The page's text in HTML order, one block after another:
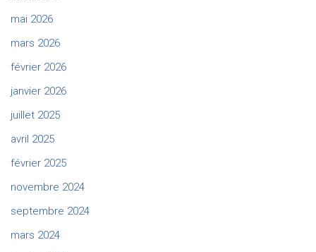
mai 2026
mars 2026
février 2026
janvier 2026
juillet 2025
avril 2025
février 2025
novembre 2024
septembre 2024
mars 2024